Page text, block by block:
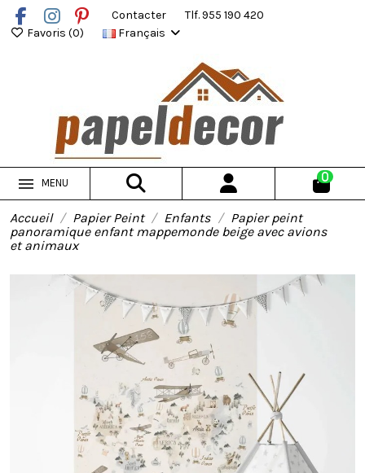
Contacter
Tlf. 955 190 420
Favoris (0) Français
MENU 0
Accueil Papier Peint Enfants
Papier peint
panoramique enfant mappemonde beige avec avions
et animaux